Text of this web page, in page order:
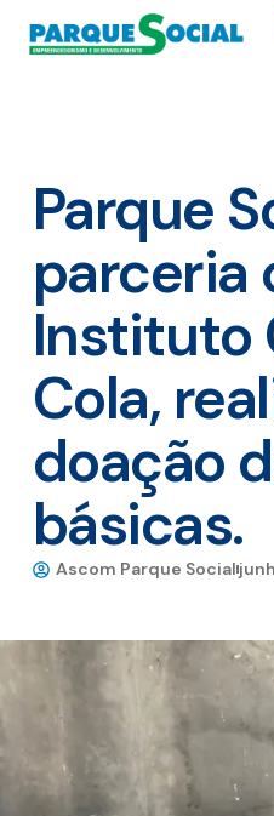
Parque
parceria
Instituto
Cola,
doação
básicas.
Ascom Parque Social